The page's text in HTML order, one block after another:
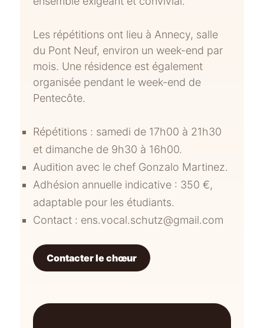
Les répétitions ont lieu à Annecy, salle
du Pont Neuf, environ un week-end par
mois. Une résidence est également
organisée pendant le week-end de
Pentecôte.
Répétitions : samedi de 17h00 à 21h30
et dimanche de 9h30 à 16h00.
Audition avec le chef Gonzalo Martinez.
Adhésion annuelle indicative : 350 €,
adaptable pour les étudiants.
Contact : ens.vocal.schutz@gmail.com
Contacter le chœur